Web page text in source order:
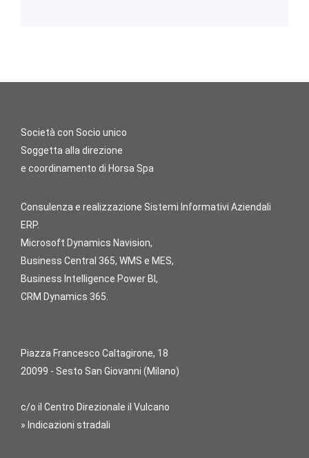
Società con Socio unico
Soggetta alla direzione
e coordinamento di Horsa Spa
Consulenza e realizzazione Sistemi Informativi Aziendali
ERP.
Microsoft Dynamics Navision,
Business Central 365, WMS e MES,
Business Intelligence Power BI,
CRM Dynamics 365.
Piazza Francesco Caltagirone, 18
20099 - Sesto San Giovanni (Milano)
c/o il Centro Direzionale il Vulcano
» Indicazioni stradali